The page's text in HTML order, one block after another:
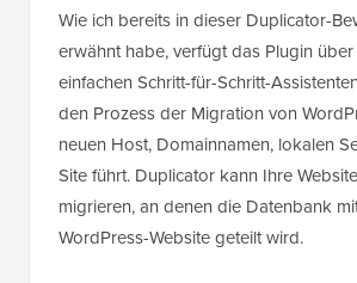
Wie ich bereits in dieser Duplicator-
erwähnt habe, verfügt das Plugin über
einfachen Schritt-für-Schritt-
den Prozess der Migration von
neuen Host, Domainnamen, lokalen
Site führt. Duplicator kann Ihre
migrieren, an denen die Datenbank
WordPress-Website geteilt wird.